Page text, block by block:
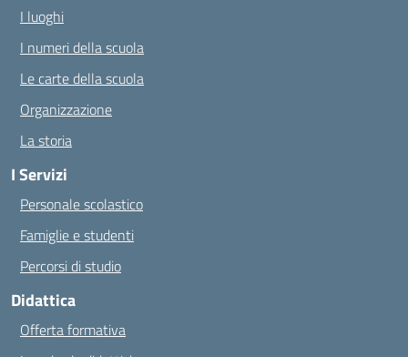
I luoghi
I numeri della scuola
Le carte della scuola
Organizzazione
La storia
I Servizi
Personale scolastico
Famiglie e studenti
Percorsi di studio
Didattica
Offerta formativa